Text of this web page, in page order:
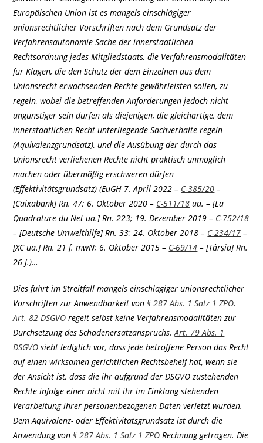
Europäischen Union ist es mangels einschlägiger
unionsrechtlicher Vorschriften nach dem Grundsatz der
Verfahrensautonomie Sache der innerstaatlichen
Rechtsordnung jedes Mitgliedstaats, die Verfahrensmodalitäten
für Klagen, die den Schutz der dem Einzelnen aus dem
Unionsrecht erwachsenden Rechte gewährleisten sollen, zu
regeln, wobei die betreffenden Anforderungen jedoch nicht
ungünstiger sein dürfen als diejenigen, die gleichartige, dem
innerstaatlichen Recht unterliegende Sachverhalte regeln
(Äquivalenzgrundsatz), und die Ausübung der durch das
Unionsrecht verliehenen Rechte nicht praktisch unmöglich
machen oder übermäßig erschweren dürfen
(Effektivitätsgrundsatz) (EuGH 7. April 2022 – C-385/20 –
[Caixabank] Rn. 47; 6. Oktober 2020 – C-511/18 ua. – [La
Quadrature du Net ua.] Rn. 223; 19. Dezember 2019 – C-752/18
– [Deutsche Umwelthilfe] Rn. 33; 24. Oktober 2018 – C-234/17 –
[XC ua.] Rn. 21 f. mwN; 6. Oktober 2015 – C-69/14 – [Târşia] Rn.
26 f.)…
Dies führt im Streitfall mangels einschlägiger unionsrechtlicher
Vorschriften zur Anwendbarkeit von§ 287 Abs. 1 Satz 1 ZPO.
Art. 82 DSGVO regelt selbst keine Verfahrensmodalitäten zur
Durchsetzung des Schadenersatzanspruchs.Art. 79 Abs. 1
DSGVO sieht lediglich vor, dass jede betroffene Person das Recht
auf einen wirksamen gerichtlichen Rechtsbehelf hat, wenn sie
der Ansicht ist, dass die ihr aufgrund der DSGVO zustehenden
Rechte infolge einer nicht mit ihr im Einklang stehenden
Verarbeitung ihrer personenbezogenen Daten verletzt wurden.
Dem Äquivalenz- oder Effektivitätsgrundsatz ist durch die
Anwendung von§ 287 Abs. 1 Satz 1 ZPO Rechnung getragen. Die